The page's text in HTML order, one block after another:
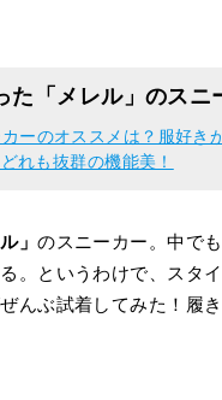
「メレル」のスニ
ーのオススメは？服好き
れも抜群の機能美！
ル」のスニーカー。中で
。というわけで、スタ
んぶ試着してみた！履